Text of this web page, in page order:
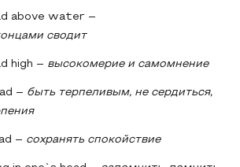
above water –
сводит
high – высокомерие и самомнение
– быть терпеливым, не сердиться,
– сохранять спокойствие